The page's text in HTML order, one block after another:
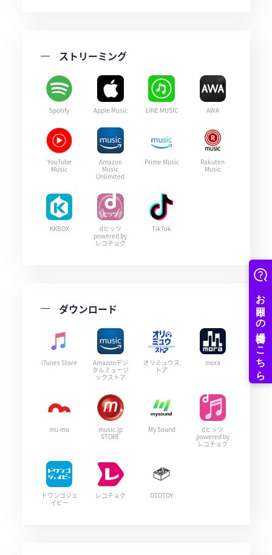
ストリーミング
Spotify Apple Music LINE MUSIC AWA
YouTube
Music
Amazon
Music
Unlimited
Prime Music
Rakuten
Music
KKBOX
dヒッツ
powered by
レコチョク
TikTok
ダウンロード
iTunes Store
Amazonデジ
タルミュージ
ックストア
オリミュウス
トア
mora
mu-mo
music.jp
STORE
My Sound
dヒッツ
powered by
レコチョク
ドワンゴジェ
イピー
レコチョク OTOTOY